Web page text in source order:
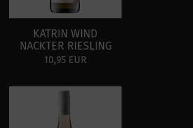
KATRIN WIND
NACKTER RIESLING
10,95 EUR